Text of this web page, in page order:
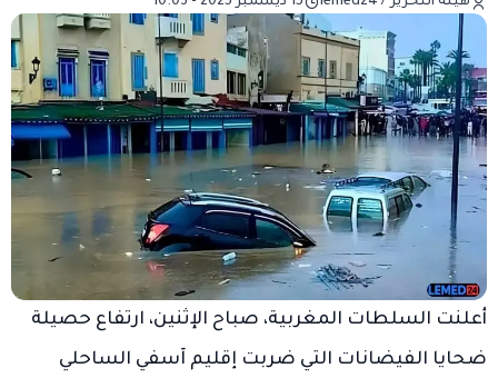
أعلنت السلطات المغربية، صباح الإثنين، ارتفاع حصيلة
ضحايا الفيضانات التي ضربت إقليم آسفي الساحلي